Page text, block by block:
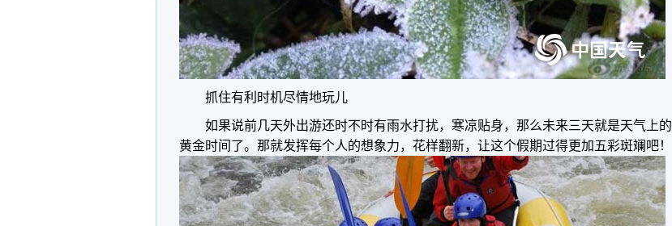
抓住有利时机尽情地玩儿
如果说前几天外出游还时不时有雨水打扰，寒凉贴身，那么未来三天就是天气上的
黄金时间了。那就发挥每个人的想象力，花样翻新，让这个假期过得更加五彩斑斓吧！